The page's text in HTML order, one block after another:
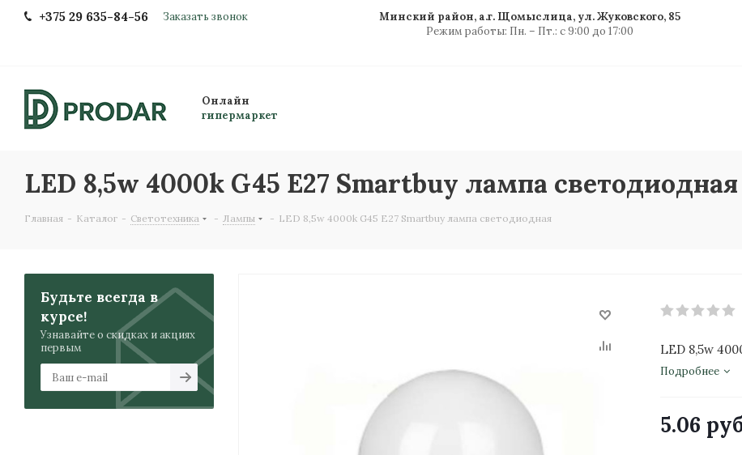
+375 29 635-84-56 Заказать звонок
Минский район, а.г. Щомыслица, ул. Жуковского, 85
Режим работы: Пн. – Пт.: с 9:00 до 17:00
Онлайн
гипермаркет
LED 8,5w 4000k G45 Е27 Smartbuy лампа светодиодная
Главная - Каталог - Светотехника - Лампы - LED 8,5w 4000k G45 Е27 Smartbuy лампа светодиодная
LED 8,5w
Подробнее
5.06
Будьте всегда в
курсе!
Узнавайте о скидках и акциях
первым